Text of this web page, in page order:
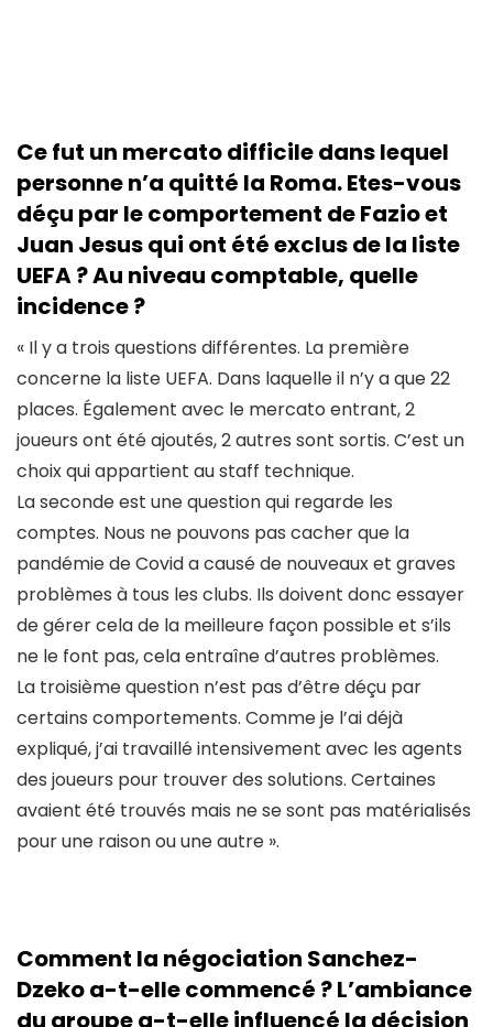
Ce fut un mercato difficile dans lequel
personne n’a quitté la Roma. Etes-vous
déçu par le comportement de Fazio et
Juan Jesus qui ont été exclus de la liste
UEFA ? Au niveau comptable, quelle
incidence ?
« Il y a trois questions différentes. La première
concerne la liste UEFA. Dans laquelle il n’y a que 22
places. Également avec le mercato entrant, 2
joueurs ont été ajoutés, 2 autres sont sortis. C’est un
choix qui appartient au staff technique.
La seconde est une question qui regarde les
comptes. Nous ne pouvons pas cacher que la
pandémie de Covid a causé de nouveaux et graves
problèmes à tous les clubs. Ils doivent donc essayer
de gérer cela de la meilleure façon possible et s’ils
ne le font pas, cela entraîne d’autres problèmes.
La troisième question n’est pas d’être déçu par
certains comportements. Comme je l’ai déjà
expliqué, j’ai travaillé intensivement avec les agents
des joueurs pour trouver des solutions. Certaines
avaient été trouvés mais ne se sont pas matérialisés
pour une raison ou une autre ».
Comment la négociation Sanchez-
Dzeko a-t-elle commencé ? L’ambiance
du groupe a-t-elle influencé la décision